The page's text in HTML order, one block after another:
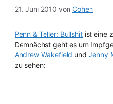
21. Juni 2010 von Cohen
Penn & Teller: Bullshit ist eine
Demnächst geht es um
Andrew Wakefield und Jenny
zu sehen: